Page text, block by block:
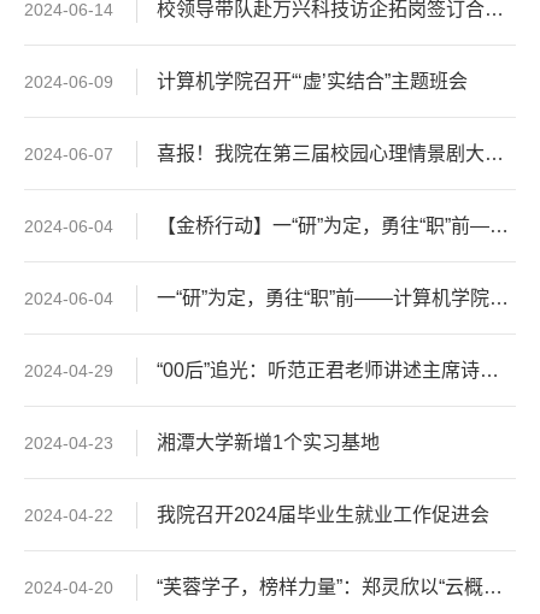
2024-06-14 校领导带队赴万兴科技访企拓岗签订合作协议
2024-06-09 计算机学院召开“‘虚’实结合”主题班会
2024-06-07 喜报！我院在第三届校园心理情景剧大赛中斩获佳绩
2024-06-04 【金桥行动】一“研”为定，勇往“职”前——计算机学院举办考研、考公、就业经验分享会
2024-06-04 一“研”为定，勇往“职”前——计算机学院举办考研、考公、就业经验分享会
2024-04-29 “00后”追光：听范正君老师讲述主席诗词的魅力
2024-04-23 湘潭大学新增1个实习基地
2024-04-22 我院召开2024届毕业生就业工作促进会
2024-04-20 “芙蓉学子，榜样力量”：郑灵欣以“云概念”编织网络安全防护网